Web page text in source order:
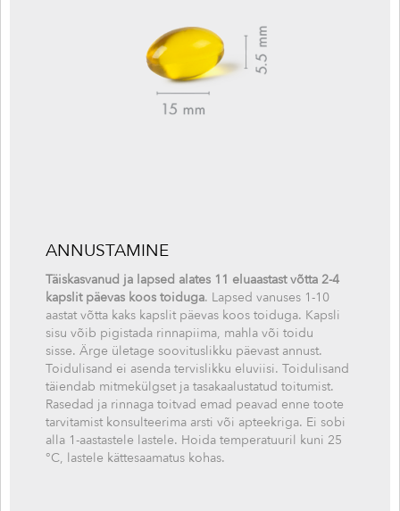
ANNUSTAMINE
Täiskasvanud ja lapsed alates 11 eluaastast võtta 2-4
kapslit päevas koos toiduga. Lapsed vanuses 1-10
aastat võtta kaks kapslit päevas koos toiduga. Kapsli
sisu võib pigistada rinnapiima, mahla või toidu
sisse. Ärge ületage soovituslikku päevast annust.
Toidulisand ei asenda tervislikku eluviisi. Toidulisand
täiendab mitmekülgset ja tasakaalustatud toitumist.
Rasedad ja rinnaga toitvad emad peavad enne toote
tarvitamist konsulteerima arsti või apteekriga. Ei sobi
alla 1-aastastele lastele. Hoida temperatuuril kuni 25
°C, lastele kättesaamatus kohas.